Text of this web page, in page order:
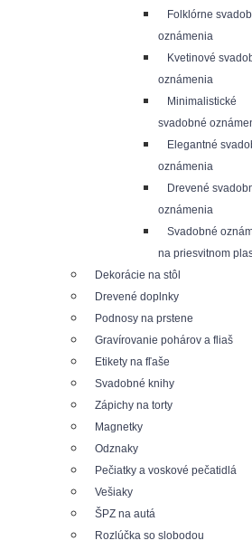
Folklórne
oznámenia
Kvetinové
oznámenia
Minimalistické
svadobné
Elegantné
oznámenia
Drevené
oznámenia
Svadobné
na priesvitnom
Dekorácie na stôl
Drevené doplnky
Podnosy na prstene
Gravírovanie pohárov a fliaš
Etikety na fľaše
Svadobné knihy
Zápichy na torty
Magnetky
Odznaky
Pečiatky a voskové pečatidlá
Vešiaky
ŠPZ na autá
Rozlúčka so slobodou